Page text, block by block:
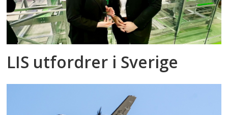
LIS utfordrer i Sverige